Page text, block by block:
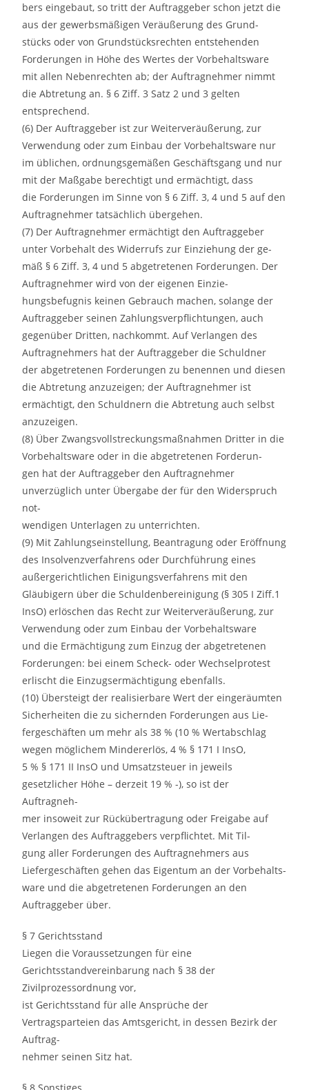
bers eingebaut, so tritt der Auftraggeber schon jetzt die
aus der gewerbsmäßigen Veräußerung des Grund-
stücks oder von Grundstücksrechten entstehenden
Forderungen in Höhe des Wertes der Vorbehaltsware
mit allen Nebenrechten ab; der Auftragnehmer nimmt
die Abtretung an. § 6 Ziff. 3 Satz 2 und 3 gelten
entsprechend.
(6) Der Auftraggeber ist zur Weiterveräußerung, zur
Verwendung oder zum Einbau der Vorbehaltsware nur
im üblichen, ordnungsgemäßen Geschäftsgang und nur
mit der Maßgabe berechtigt und ermächtigt, dass
die Forderungen im Sinne von § 6 Ziff. 3, 4 und 5 auf den
Auftragnehmer tatsächlich übergehen.
(7) Der Auftragnehmer ermächtigt den Auftraggeber
unter Vorbehalt des Widerrufs zur Einziehung der ge-
mäß § 6 Ziff. 3, 4 und 5 abgetretenen Forderungen. Der
Auftragnehmer wird von der eigenen Einzie-
hungsbefugnis keinen Gebrauch machen, solange der
Auftraggeber seinen Zahlungsverpflichtungen, auch
gegenüber Dritten, nachkommt. Auf Verlangen des
Auftragnehmers hat der Auftraggeber die Schuldner
der abgetretenen Forderungen zu benennen und diesen
die Abtretung anzuzeigen; der Auftragnehmer ist
ermächtigt, den Schuldnern die Abtretung auch selbst
anzuzeigen.
(8) Über Zwangsvollstreckungsmaßnahmen Dritter in die
Vorbehaltsware oder in die abgetretenen Forderun-
gen hat der Auftraggeber den Auftragnehmer
unverzüglich unter Übergabe der für den Widerspruch
not-
wendigen Unterlagen zu unterrichten.
(9) Mit Zahlungseinstellung, Beantragung oder Eröffnung
des Insolvenzverfahrens oder Durchführung eines
außergerichtlichen Einigungsverfahrens mit den
Gläubigern über die Schuldenbereinigung (§ 305 I Ziff.1
InsO) erlöschen das Recht zur Weiterveräußerung, zur
Verwendung oder zum Einbau der Vorbehaltsware
und die Ermächtigung zum Einzug der abgetretenen
Forderungen: bei einem Scheck- oder Wechselprotest
erlischt die Einzugsermächtigung ebenfalls.
(10) Übersteigt der realisierbare Wert der eingeräumten
Sicherheiten die zu sichernden Forderungen aus Lie-
fergeschäften um mehr als 38 % (10 % Wertabschlag
wegen möglichem Mindererlös, 4 % § 171 I InsO,
5 % § 171 II InsO und Umsatzsteuer in jeweils
gesetzlicher Höhe – derzeit 19 % -), so ist der
Auftragneh-
mer insoweit zur Rückübertragung oder Freigabe auf
Verlangen des Auftraggebers verpflichtet. Mit Til-
gung aller Forderungen des Auftragnehmers aus
Liefergeschäften gehen das Eigentum an der Vorbehalts-
ware und die abgetretenen Forderungen an den
Auftraggeber über.
§ 7 Gerichtsstand
Liegen die Voraussetzungen für eine
Gerichtsstandvereinbarung nach § 38 der
Zivilprozessordnung vor,
ist Gerichtsstand für alle Ansprüche der
Vertragsparteien das Amtsgericht, in dessen Bezirk der
Auftrag-
nehmer seinen Sitz hat.